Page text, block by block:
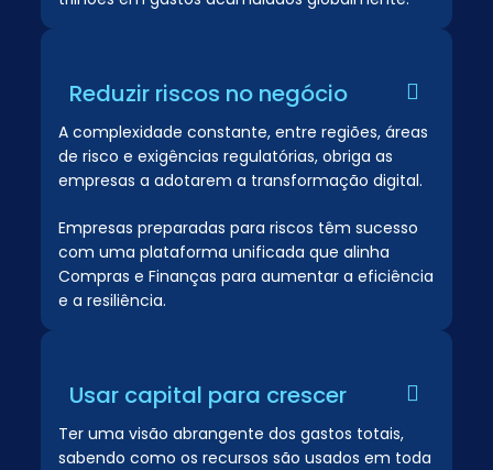
Reduzir riscos no negócio
A complexidade constante, entre regiões, áreas
de risco e exigências regulatórias, obriga as
empresas a adotarem a transformação digital.
Empresas preparadas para riscos têm sucesso
com uma plataforma unificada que alinha
Compras e Finanças para aumentar a eficiência
e a resiliência.
Usar capital para crescer
Ter uma visão abrangente dos gastos totais,
sabendo como os recursos são usados em toda